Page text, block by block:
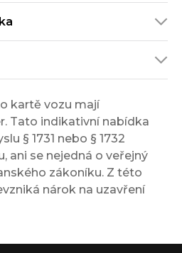
kartě vozu mají
Tato indikativní nabídka
§ 1731 nebo § 1732
ani se nejedná o veřejný
zákoníku. Z této
nárok na uzavření